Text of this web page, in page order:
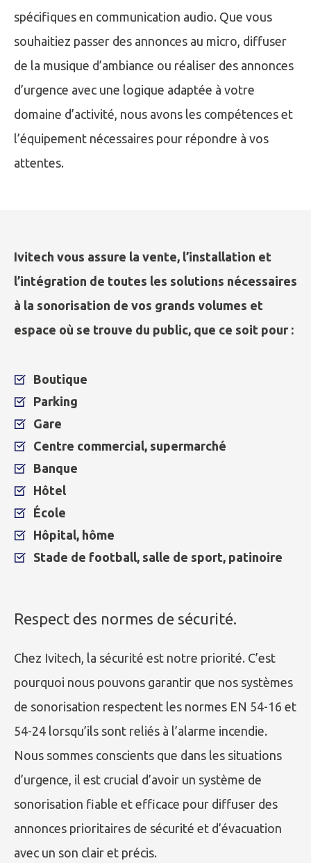
spécifiques en communication audio. Que vous
souhaitiez passer des annonces au micro, diffuser
de la musique d’ambiance ou réaliser des annonces
d’urgence avec une logique adaptée à votre
domaine d’activité, nous avons les compétences et
l’équipement nécessaires pour répondre à vos
attentes.
Ivitech vous assure la vente, l’installation et
l’intégration de toutes les solutions nécessaires
à la sonorisation de vos grands volumes et
espace où se trouve du public, que ce soit pour :
Boutique
Parking
Gare
Centre commercial, supermarché
Banque
Hôtel
École
Hôpital, hôme
Stade de football, salle de sport, patinoire
Respect des normes de sécurité.
Chez Ivitech, la sécurité est notre priorité. C’est
pourquoi nous pouvons garantir que nos systèmes
de sonorisation respectent les normes EN 54-16 et
54-24 lorsqu’ils sont reliés à l’alarme incendie.
Nous sommes conscients que dans les situations
d’urgence, il est crucial d’avoir un système de
sonorisation fiable et efficace pour diffuser des
annonces prioritaires de sécurité et d’évacuation
avec un son clair et précis.